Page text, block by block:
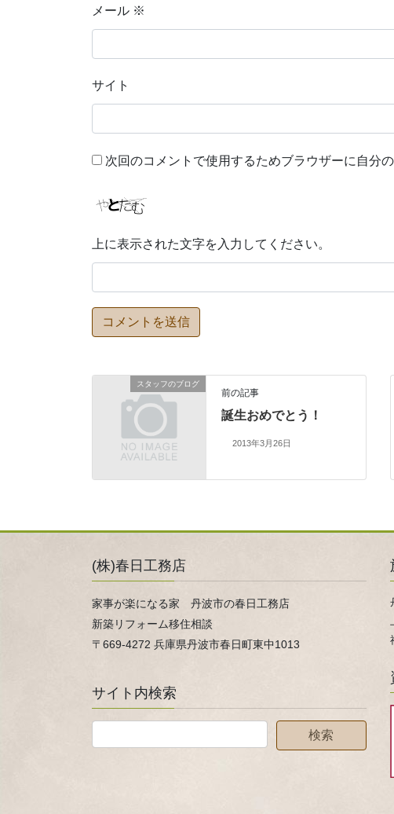
メール ※
サイト
次回のコメントで使用するためブラウザーに自分
上に表示された文字を入力してください。
スタッフのブログ
前の記事
誕生おめでとう！
2013年3月26日
(株)春日工務店
家事が楽になる家 丹波市の春日工務店
新築リフォーム移住相談
〒669-4272 兵庫県丹波市春日町東中1013
サイト内検索